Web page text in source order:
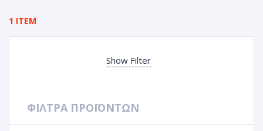
1 ITEM
Show Filter
ΦΙΛΤΡΑ ΠΡΟΪΟΝΤΩΝ